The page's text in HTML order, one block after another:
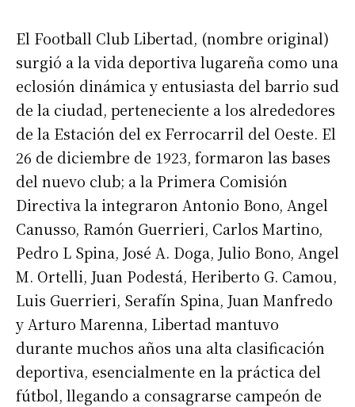
El Football Club Libertad, (nombre original)
surgió a la vida deportiva lugareña como una
eclosión dinámica y entusiasta del barrio sud
de la ciudad, perteneciente a los alrededores
de la Estación del ex Ferrocarril del Oeste. El
26 de diciembre de 1923, formaron las bases
del nuevo club; a la Primera Comisión
Directiva la integraron Antonio Bono, Angel
Canusso, Ramón Guerrieri, Carlos Martino,
Pedro L Spina, José A. Doga, Julio Bono, Angel
M. Ortelli, Juan Podestá, Heriberto G. Camou,
Luis Guerrieri, Serafín Spina, Juan Manfredo
y Arturo Marenna, Libertad mantuvo
durante muchos años una alta clasificación
deportiva, esencialmente en la práctica del
fútbol, llegando a consagrarse campeón de